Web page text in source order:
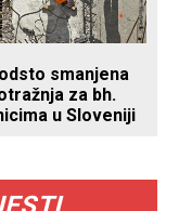
smanjena
za bh.
u Sloveniji